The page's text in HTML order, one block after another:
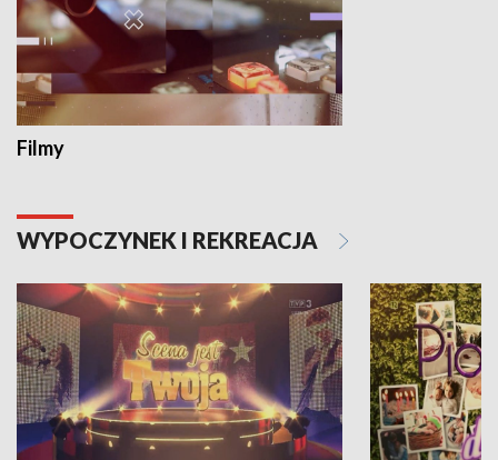
Filmy
WYPOCZYNEK I REKREACJA